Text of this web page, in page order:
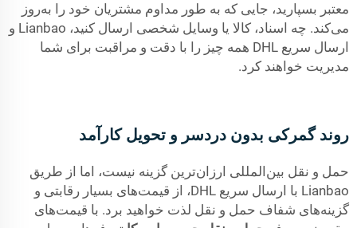
معتبر بسپارید، جایی که به طور مداوم مشتریان خود را به‌روز
می‌کند. چه اسناد، کالا یا وسایل شخصی ارسال کنید، Lianbao و
ارسال سریع DHL همه چیز را با دقت و مراقبت برای شما
مدیریت خواهند کرد.
روند گمرکی بدون دردسر و تحویل کارآمد
حمل و نقل بین‌المللی ارزان‌ترین گزینه نیست، اما از طریق
Lianbao با ارسال سریع DHL، از قیمت‌های بسیار رقابتی و
گزینه‌های شفاف حمل و نقل لذت خواهید برد. با قیمت‌های